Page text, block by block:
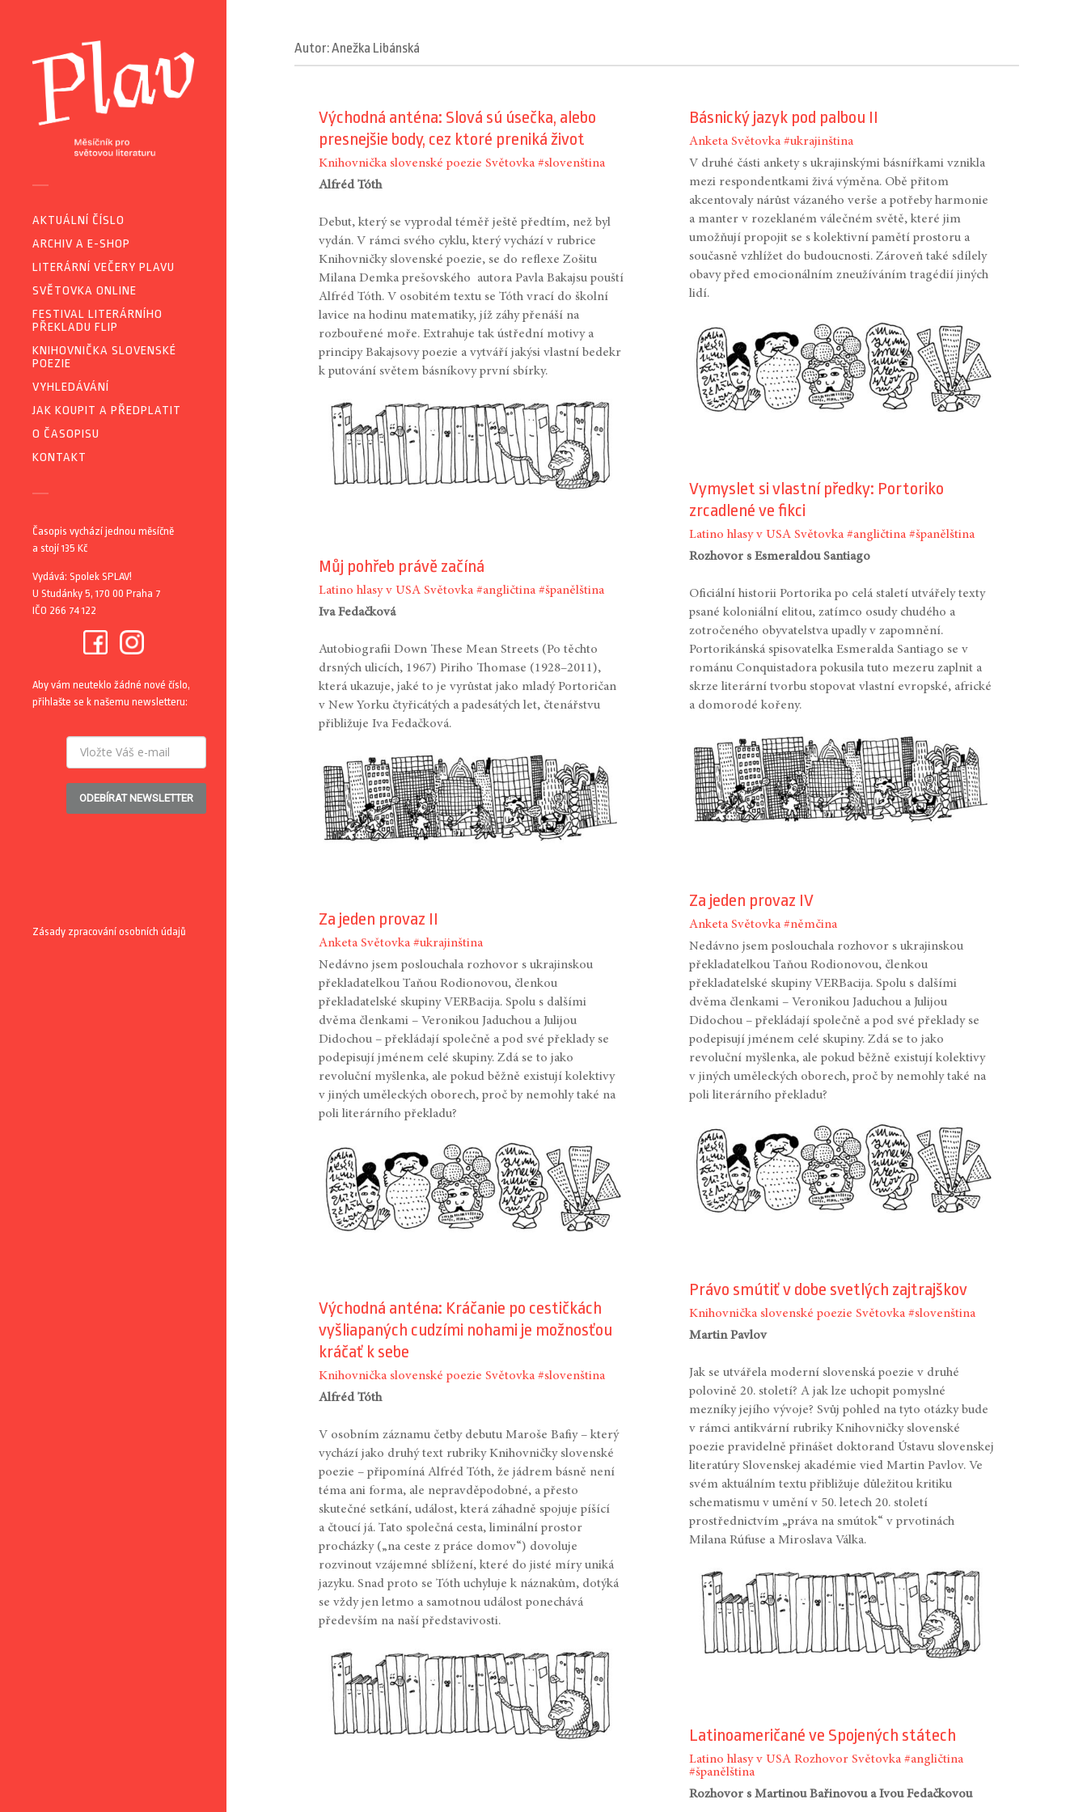
AKTUÁLNÍ ČÍSLO
ARCHIV A E-SHOP
LITERÁRNÍ VEČERY PLAVU
SVĚTOVKA ONLINE
FESTIVAL LITERÁRNÍHO
PŘEKLADU FLIP
KNIHOVNIČKA SLOVENSKÉ
POEZIE
VYHLEDÁVÁNÍ
JAK KOUPIT A PŘEDPLATIT
O ČASOPISU
KONTAKT
Časopis vychází jednou měsíčně
a stojí 135 Kč
Vydává: Spolek SPLAV!
U Studánky 5, 170 00 Praha 7
IČO 266 74 122
Aby vám neuteklo žádné nové číslo,
přihlašte se k našemu newsletteru:
ODEBÍRAT NEWSLETTER
Zásady zpracování osobních údajů
Autor: Anežka Libánská
Východná anténa: Slová sú úsečka, alebo
presnejšie body, cez ktoré preniká život
Knihovnička slovenské poezie Světovka #slovenština
Alfréd Tóth
Debut, který se vyprodal téměř ještě předtím, než byl
vydán. V rámci svého cyklu, který vychází v rubrice
Knihovničky slovenské poezie, se do reflexe Zošitu
Milana Demka prešovského autora Pavla Bakajsu pouští
Alfréd Tóth. V osobitém textu se Tóth vrací do školní
lavice na hodinu matematiky, jíž záhy přenáší na
rozbouřené moře. Extrahuje tak ústřední motivy a
principy Bakajsovy poezie a vytváří jakýsi vlastní bedekr
k putování světem básníkovy první sbírky.
Básnický jazyk pod palbou II
Anketa Světovka #ukrajinština
V druhé části ankety s ukrajinskými básnířkami vznikla
mezi respondentkami živá výměna. Obě přitom
akcentovaly nárůst vázaného verše a potřeby harmonie
a manter v rozeklaném válečném světě, které jim
umožňují propojit se s kolektivní pamětí prostoru a
současně vzhlížet do budoucnosti. Zároveň také sdílely
obavy před emocionálním zneužíváním tragédií jiných
lidí.
Vymyslet si vlastní předky: Portoriko
zrcadlené ve fikci
Latino hlasy v USA Světovka #angličtina #španělština
Rozhovor s Esmeraldou Santiago
Oficiální historii Portorika po celá staletí utvářely texty
psané koloniální elitou, zatímco osudy chudého a
zotročeného obyvatelstva upadly v zapomnění.
Portorikánská spisovatelka Esmeralda Santiago se v
románu Conquistadora pokusila tuto mezeru zaplnit a
skrze literární tvorbu stopovat vlastní evropské, africké
a domorodé kořeny.
Můj pohřeb právě začíná
Latino hlasy v USA Světovka #angličtina #španělština
Iva Fedačková
Autobiografii Down These Mean Streets (Po těchto
drsných ulicích, 1967) Piriho Thomase (1928–2011),
která ukazuje, jaké to je vyrůstat jako mladý Portoričan
v New Yorku čtyřicátých a padesátých let, čtenářstvu
přibližuje Iva Fedačková.
Za jeden provaz IV
Anketa Světovka #němčina
Nedávno jsem poslouchala rozhovor s ukrajinskou
překladatelkou Taňou Rodionovou, členkou
překladatelské skupiny VERBacija. Spolu s dalšími
dvěma členkami – Veronikou Jaduchou a Julijou
Didochou – překládají společně a pod své překlady se
podepisují jménem celé skupiny. Zdá se to jako
revoluční myšlenka, ale pokud běžně existují kolektivy
v jiných uměleckých oborech, proč by nemohly také na
poli literárního překladu?
Za jeden provaz II
Anketa Světovka #ukrajinština
Nedávno jsem poslouchala rozhovor s ukrajinskou
překladatelkou Taňou Rodionovou, členkou
překladatelské skupiny VERBacija. Spolu s dalšími
dvěma členkami – Veronikou Jaduchou a Julijou
Didochou – překládají společně a pod své překlady se
podepisují jménem celé skupiny. Zdá se to jako
revoluční myšlenka, ale pokud běžně existují kolektivy
v jiných uměleckých oborech, proč by nemohly také na
poli literárního překladu?
Právo smútiť v dobe svetlých zajtrajškov
Knihovnička slovenské poezie Světovka #slovenština
Martin Pavlov
Jak se utvářela moderní slovenská poezie v druhé
polovině 20. století? A jak lze uchopit pomyslné
mezníky jejího vývoje? Svůj pohled na tyto otázky bude
v rámci antikvární rubriky Knihovničky slovenské
poezie pravidelně přinášet doktorand Ústavu slovenskej
literatúry Slovenskej akadémie vied Martin Pavlov. Ve
svém aktuálním textu přibližuje důležitou kritiku
schematismu v umění v 50. letech 20. století
prostřednictvím „práva na smútok“ v prvotinách
Milana Rúfuse a Miroslava Válka.
Východná anténa: Kráčanie po cestičkách
vyšliapaných cudzími nohami je možnosťou
kráčať k sebe
Knihovnička slovenské poezie Světovka #slovenština
Alfréd Tóth
V osobním záznamu četby debutu Maroše Bafiy – který
vychází jako druhý text rubriky Knihovničky slovenské
poezie – připomíná Alfréd Tóth, že jádrem básně není
téma ani forma, ale nepravděpodobné, a přesto
skutečné setkání, událost, která záhadně spojuje píšící
a čtoucí já. Tato společná cesta, liminální prostor
procházky („na ceste z práce domov“) dovoluje
rozvinout vzájemné sblížení, které do jisté míry uniká
jazyku. Snad proto se Tóth uchyluje k náznakům, dotýká
se vždy jen letmo a samotnou událost ponechává
především na naší představivosti.
Latinoameričané ve Spojených státech
Latino hlasy v USA Rozhovor Světovka #angličtina
#španělština
Rozhovor s Martinou Bařinovou a Ivou Fedačkovou